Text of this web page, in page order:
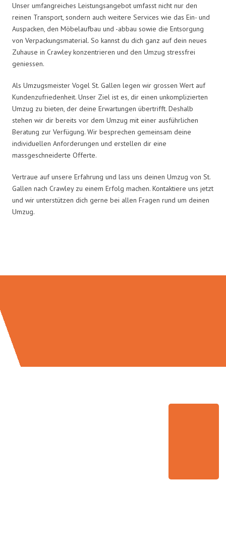
Unser umfangreiches Leistungsangebot umfasst nicht nur den
reinen Transport, sondern auch weitere Services wie das Ein- und
Auspacken, den Möbelaufbau und -abbau sowie die Entsorgung
von Verpackungsmaterial. So kannst du dich ganz auf dein neues
Zuhause in Crawley konzentrieren und den Umzug stressfrei
geniessen.
Als Umzugsmeister Vogel St. Gallen legen wir grossen Wert auf
Kundenzufriedenheit. Unser Ziel ist es, dir einen unkomplizierten
Umzug zu bieten, der deine Erwartungen übertrifft. Deshalb
stehen wir dir bereits vor dem Umzug mit einer ausführlichen
Beratung zur Verfügung. Wir besprechen gemeinsam deine
individuellen Anforderungen und erstellen dir eine
massgeschneiderte Offerte.
Vertraue auf unsere Erfahrung und lass uns deinen Umzug von St.
Gallen nach Crawley zu einem Erfolg machen. Kontaktiere uns jetzt
und wir unterstützen dich gerne bei allen Fragen rund um deinen
Umzug.